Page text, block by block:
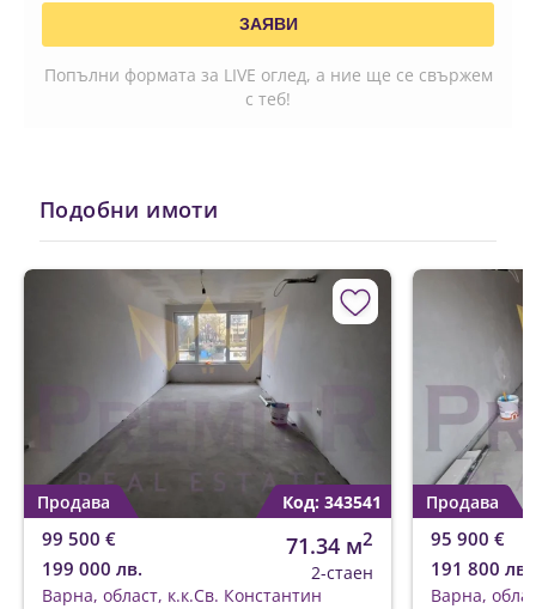
Попълни формата за LIVE оглед, а ние ще се свържем
с теб!
Подобни имоти
Продава Код: 343541
99 500 €
199 000 лв.
71.34 м2
2-стаен
Варна, област, к.к.Св. Константин
Продава
95 900 €
191 800 лв.
Варна,